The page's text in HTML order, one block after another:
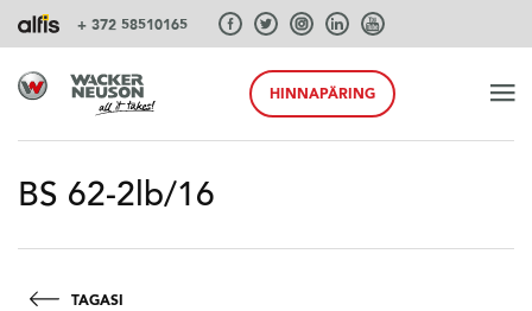
+ 372 58510165
TOOTED
HINNAPÄRING
BS 62-2lb/16
TAGASI